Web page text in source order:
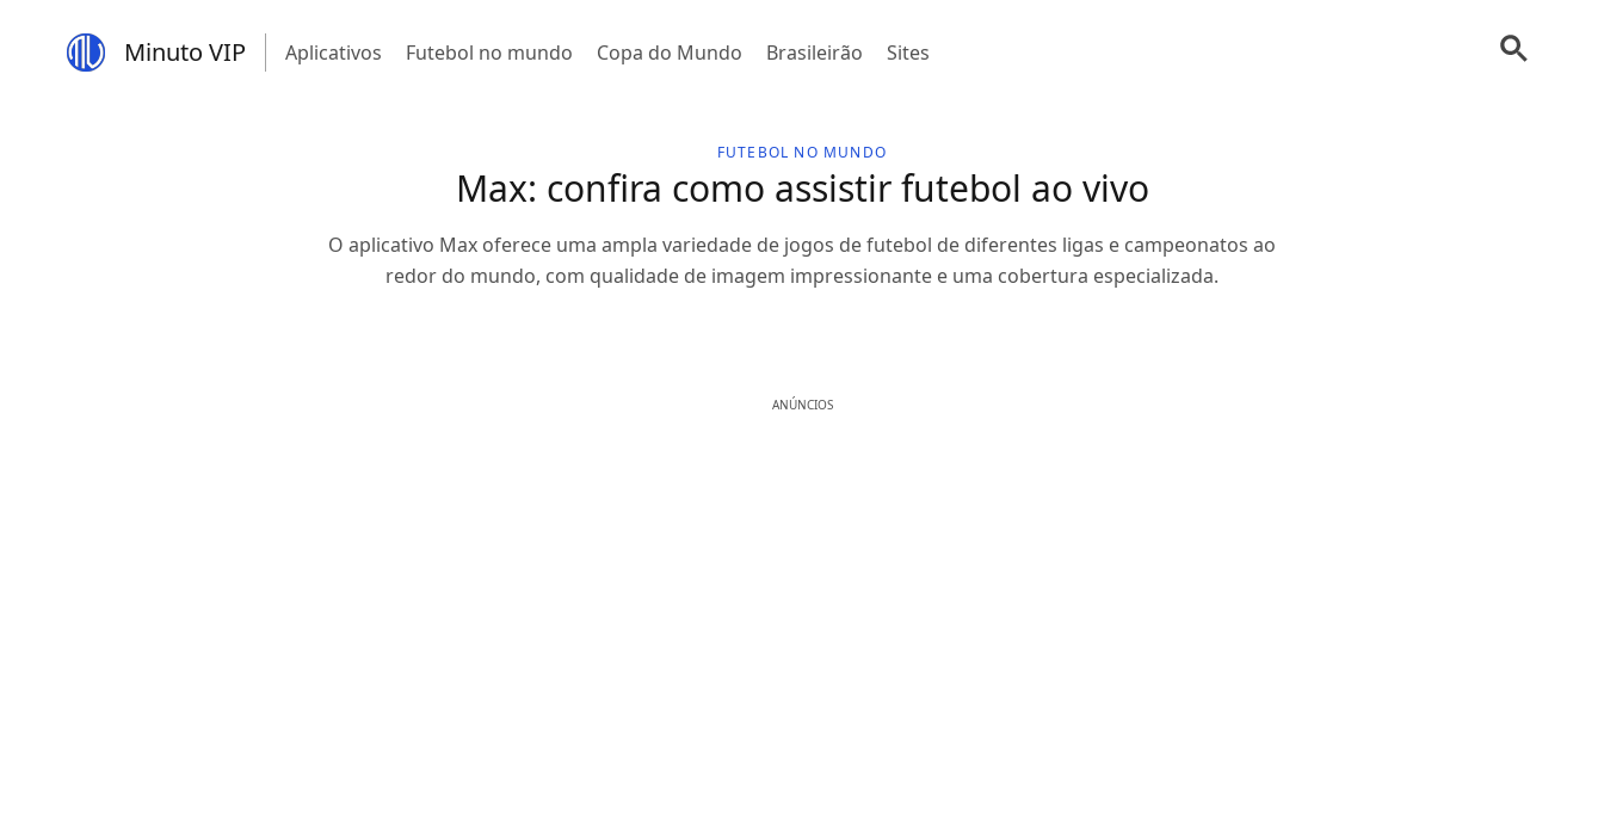
Minuto VIP Aplicativos Futebol no mundo Copa do Mundo Brasileirão Sites
FUTEBOL NO MUNDO
Max: confira como assistir futebol ao vivo
O aplicativo Max oferece uma ampla variedade de jogos de futebol de diferentes ligas e campeonatos ao
redor do mundo, com qualidade de imagem impressionante e uma cobertura especializada.
ANÚNCIOS